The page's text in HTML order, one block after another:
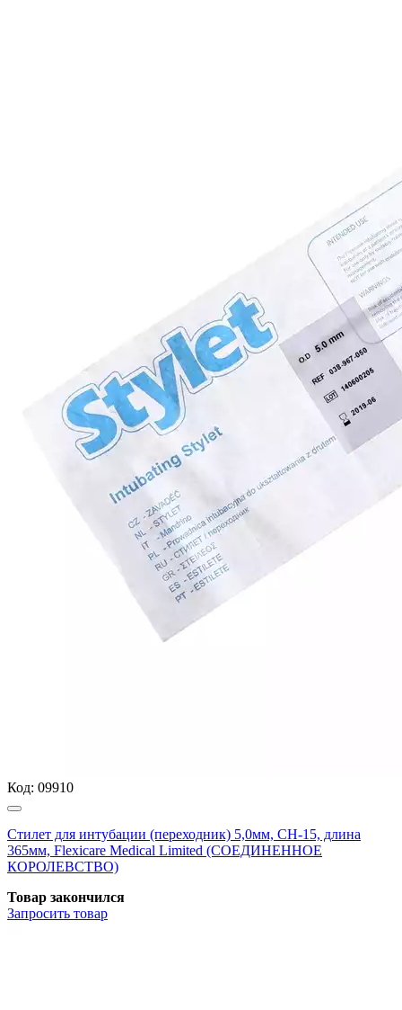
Код: 09910
Стилет для интубации (переходник) 5,0мм, CH-15, длина
365мм, Flexicare Medical Limited (СОЕДИНЕННОЕ
КОРОЛЕВСТВО)
Товар закончился
Запросить товар